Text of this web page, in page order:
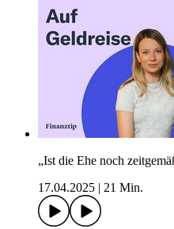
„Ist die Ehe noch
17.04.2025
21 Min.